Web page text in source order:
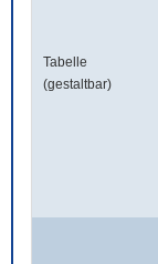
Tabelle
(gestaltbar)